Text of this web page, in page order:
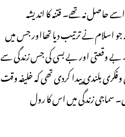
نہ تھے۔ فتنہ کا اندیشہ
اسلام نے ترتیب دیا تھااور جس میں
بے وقعتی اور بے بسی کی جس زندگی سے
بلندی پیدا کردی تھی کہ خلیفہ وقت
زندگی میں اس کا رول